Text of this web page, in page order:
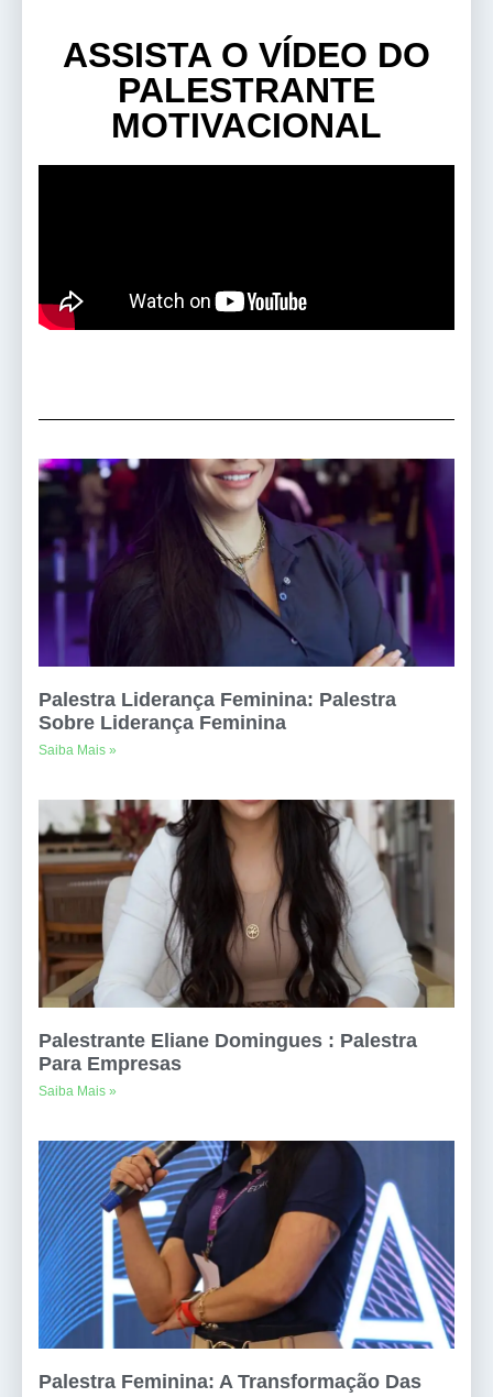
ASSISTA O VÍDEO DO
PALESTRANTE
MOTIVACIONAL
Palestra Liderança Feminina: Palestra
Sobre Liderança Feminina
Saiba Mais »
Palestrante Eliane Domingues : Palestra
Para Empresas
Saiba Mais »
Palestra Feminina: A Transformação Das